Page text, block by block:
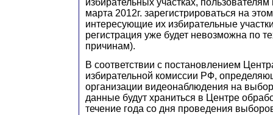
избирательных участках,
марта 2012г. зарегистрироваться на
интересующие их избирательные
регистрация уже будет невозможна по
причинам).
В соответствии с постановлением
избирательной комиссии РФ,
организации видеонаблюдения на
данные будут храниться в Центре
течение года со дня проведения